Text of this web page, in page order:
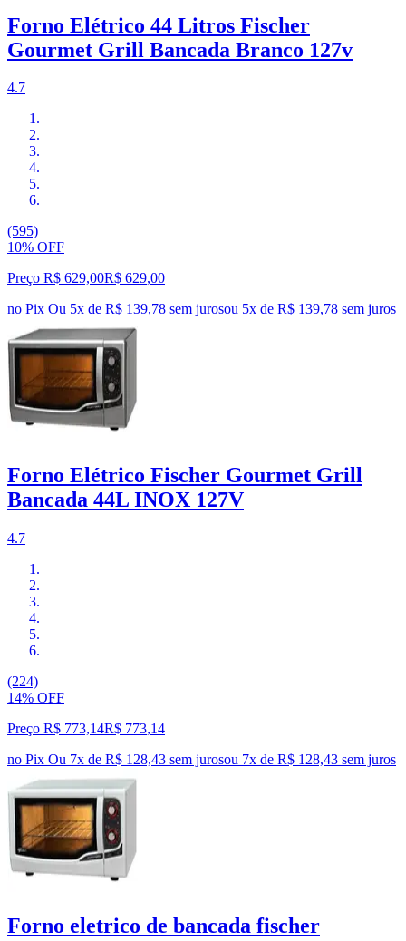
Forno Elétrico 44 Litros Fischer
Gourmet Grill Bancada Branco 127v
4.7
(595)
10% OFF
Preço R$ 629,00R$ 629,00
no Pix Ou 5x de R$ 139,78 sem jurosou 5x de R$ 139,78 sem juros
Forno Elétrico Fischer Gourmet Grill
Bancada 44L INOX 127V
4.7
(224)
14% OFF
Preço R$ 773,14R$ 773,14
no Pix Ou 7x de R$ 128,43 sem jurosou 7x de R$ 128,43 sem juros
Forno eletrico de bancada fischer